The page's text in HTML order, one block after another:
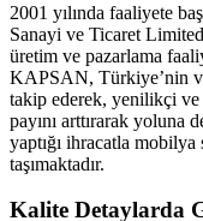
2001 yılında faaliyete
Sanayi ve Ticaret
üretim ve pazarlama
KAPSAN, Türkiye’nin
takip ederek, yenilikçi ve
payını arttırarak yoluna
yaptığı ihracatla
taşımaktadır.
Kalite Detaylarda